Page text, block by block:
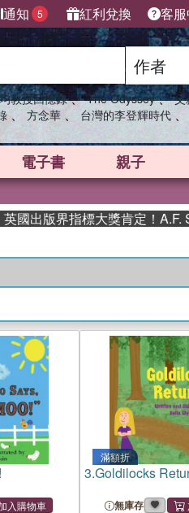
通知 5 紅利兌換 客
教授回憶錄 、 The Odyssey 、 父
、 方念華 、 台灣的李登輝時代 、
電子書 親子
指標大獎肯定！A.F.
滿額折
3.Goldilocks
無庫存